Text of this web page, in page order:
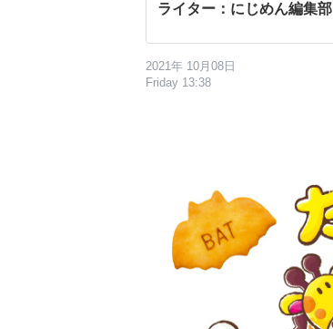
ライター：にじめん編集部
2021年 10月08日
Friday 13:38